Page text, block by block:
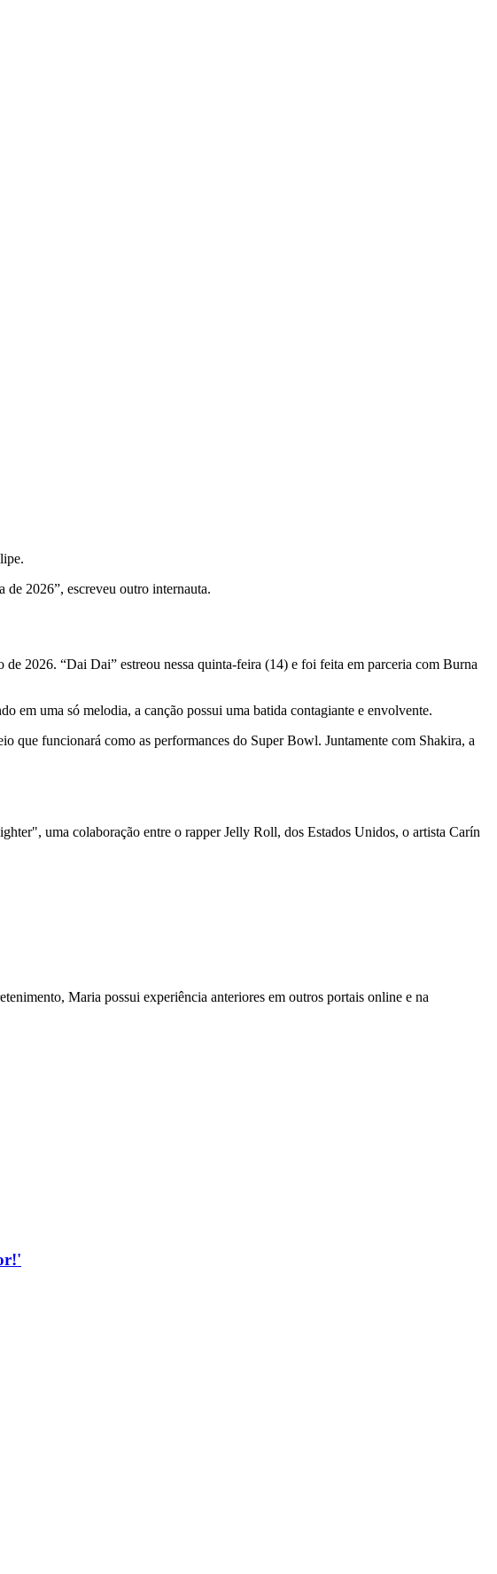
2026”, escreveu outro internauta.
2026. “Dai Dai” estreou nessa quinta-feira (14) e foi feita em parceria com Burna
em uma só melodia, a canção possui uma batida contagiante e envolvente.
que funcionará como as performances do Super Bowl. Juntamente com Shakira, a
uma colaboração entre o rapper Jelly Roll, dos Estados Unidos, o artista Carín
Maria possui experiência anteriores em outros portais online e na